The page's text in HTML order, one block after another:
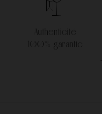
Authenticité
100% garantie